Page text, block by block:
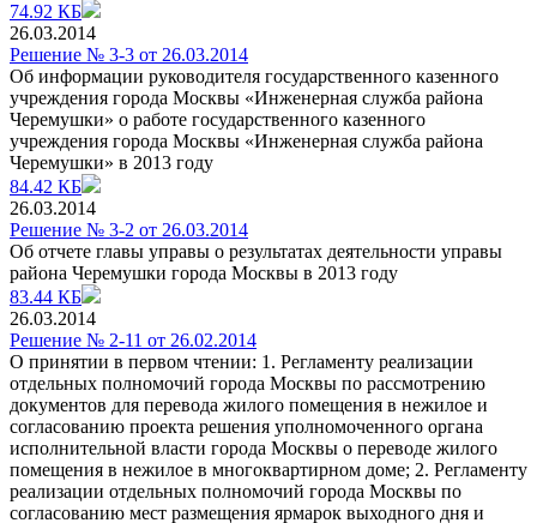
74.92 КБ
26.03.2014
Решение № 3-3 от 26.03.2014
Об информации руководителя государственного казенного
учреждения города Москвы «Инженерная служба района
Черемушки» о работе государственного казенного
учреждения города Москвы «Инженерная служба района
Черемушки» в 2013 году
84.42 КБ
26.03.2014
Решение № 3-2 от 26.03.2014
Об отчете главы управы о результатах деятельности управы
района Черемушки города Москвы в 2013 году
83.44 КБ
26.03.2014
Решение № 2-11 от 26.02.2014
О принятии в первом чтении: 1. Регламенту реализации
отдельных полномочий города Москвы по рассмотрению
документов для перевода жилого помещения в нежилое и
согласованию проекта решения уполномоченного органа
исполнительной власти города Москвы о переводе жилого
помещения в нежилое в многоквартирном доме; 2. Регламенту
реализации отдельных полномочий города Москвы по
согласованию мест размещения ярмарок выходного дня и